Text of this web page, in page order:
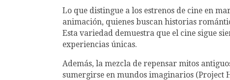
Lo que distingue a los estrenos de cine en
animación, quienes buscan historias
Esta variedad demuestra que el cine sigue
experiencias únicas.
Además, la mezcla de repensar mitos
sumergirse en mundos imaginarios (Project